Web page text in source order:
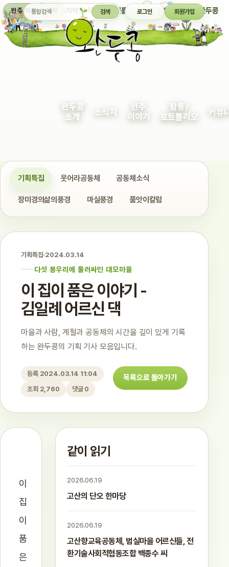
완주 마을 소식지 지역의 작은 이야기를 다정하게 엮어 보여주는 완두콩
통합검색 검색 로그인 회원가입
완두콩
소개
소식지
완주
이야기
활동/
포트폴리오
커뮤
기획특집 웃어라공동체 공동체소식
장미경의삶의풍경 마실풍경 품앗이칼럼
기획특집·2024.03.14
다섯 봉우리에 둘러싸인 대모마을
이 집이 품은 이야기 -
김일례 어르신 댁
마을과 사람, 계절과 공동체의 시간을 깊이 있게 기록
하는 완두콩의 기획 기사 모음입니다.
등록 2024.03.14 11:04
조회 2,760
댓글 0
목록으로 돌아가기
이
집
이
품
은
같이 읽기
2026.06.19
고산의 단오 한마당
2026.06.19
고산향교육공동체, 범실마을 어르신들, 전
환기술사회적협동조합 백종수 씨